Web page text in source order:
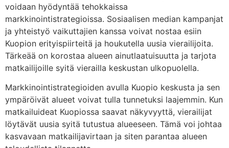
voidaan hyödyntää tehokkaissa
markkinointistrategioissa. Sosiaalisen median kampanjat
ja yhteistyö vaikuttajien kanssa voivat nostaa esiin
Kuopion erityispiirteitä ja houkutella uusia vierailijoita.
Tärkeää on korostaa alueen ainutlaatuisuutta ja tarjota
matkailijoille syitä vierailla keskustan ulkopuolella.
Markkinointistrategioiden avulla Kuopio keskusta ja sen
ympäröivät alueet voivat tulla tunnetuksi laajemmin. Kun
matkailuideat Kuopiossa saavat näkyvyyttä, vierailijat
löytävät uusia syitä tutustua alueeseen. Tämä voi johtaa
kasvavaan matkailijavirtaan ja siten parantaa alueen